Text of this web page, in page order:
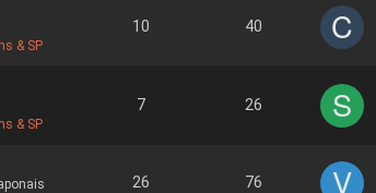
& SP
10 40
& SP
7 26
26 76